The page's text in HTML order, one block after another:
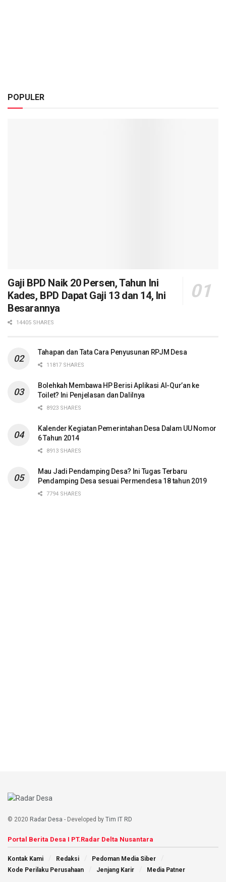
POPULER
Gaji BPD Naik 20 Persen, Tahun Ini
Kades, BPD Dapat Gaji 13 dan 14, Ini
Besarannya
14405 SHARES
Tahapan dan Tata Cara Penyusunan RPJM Desa
11817 SHARES
Bolehkah Membawa HP Berisi Aplikasi Al-Qur’an ke
Toilet? Ini Penjelasan dan Dalilnya
8923 SHARES
Kalender Kegiatan Pemerintahan Desa Dalam UU Nomor
6 Tahun 2014
8913 SHARES
Mau Jadi Pendamping Desa? Ini Tugas Terbaru
Pendamping Desa sesuai Permendesa 18 tahun 2019
7794 SHARES
© 2020 Radar Desa - Developed by Tim IT RD
Portal Berita Desa I PT.Radar Delta Nusantara
Kontak Kami Redaksi
Pedoman Media Siber
Kode Perilaku Perusahaan
Jenjang Karir Media Patner